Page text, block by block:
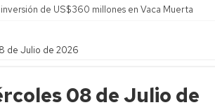
de US$360 millones en Vaca Muerta
de Julio de 2026
08 de Julio de